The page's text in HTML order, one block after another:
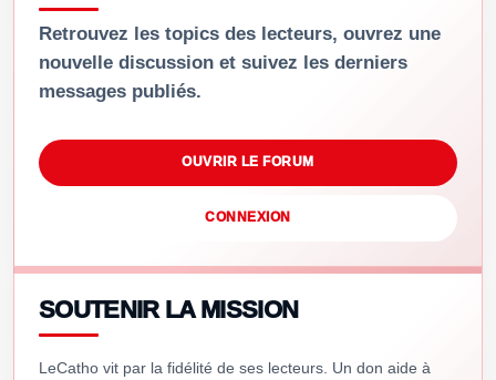
Retrouvez les topics des lecteurs, ouvrez une
nouvelle discussion et suivez les derniers
messages publiés.
OUVRIR LE FORUM
CONNEXION
SOUTENIR LA MISSION
LeCatho vit par la fidélité de ses lecteurs. Un don aide à